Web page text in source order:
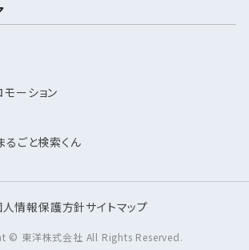
ーション
るごと検索くん
人情報保護方針サイトマップ
© 東洋株式会社 All Rights Reserved.